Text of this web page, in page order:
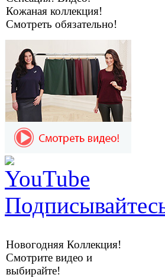
Кожаная коллекция!
Смотреть обязательно!
Новогодняя Коллекция!
Смотрите видео и
выбирайте!